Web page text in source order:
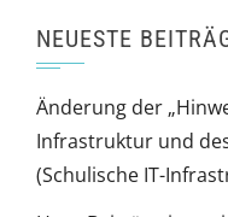
NEUESTE
Änderung der
Infrastruktur und
(Schulische IT-